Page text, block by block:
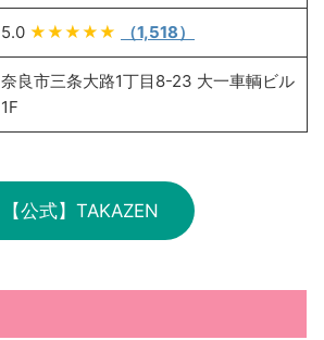
5.0 ★★★★★ （1,518）
奈良市三条大路1丁目8-23 大一車輌ビル
1F
【公式】TAKAZEN